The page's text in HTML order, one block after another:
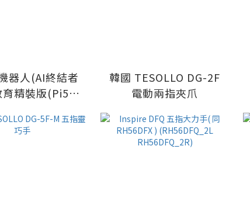
器人(AI終結者
精裝版(Pi5含
韓國 TESOLLO DG-2F
電動兩指夾爪